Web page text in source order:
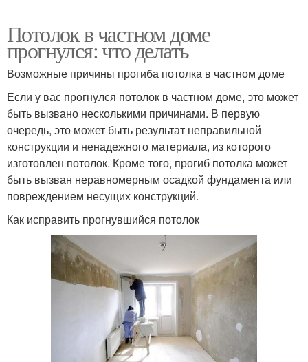
Потолок в частном доме
прогнулся: что делать
Возможные причины прогиба потолка в частном доме
Если у вас прогнулся потолок в частном доме, это может
быть вызвано несколькими причинами. В первую
очередь, это может быть результат неправильной
конструкции и ненадежного материала, из которого
изготовлен потолок. Кроме того, прогиб потолка может
быть вызван неравномерным осадкой фундамента или
повреждением несущих конструкций.
Как исправить прогнувшийся потолок